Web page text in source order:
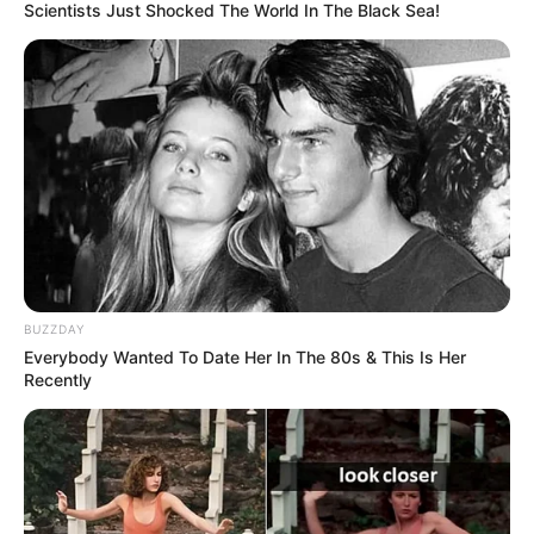
Tenemos todas las noticias que le
interesan. Para estar bien informado, por
favor, active las notificaciones de Alerta.
ACTIVAR AHORA
TEMAS DESTACADOS
CIERRES VIALES EN BUCARAMANGA
FLORIDABLANCA
LLUVIAS EN SANTANDER
CIERRES VIALES EN SANTANDER
Scientists Just Shocked The World In The Black Sea!
BUZZDAY
Everybody Wanted To Date Her In The 80s & This Is Her
Recently